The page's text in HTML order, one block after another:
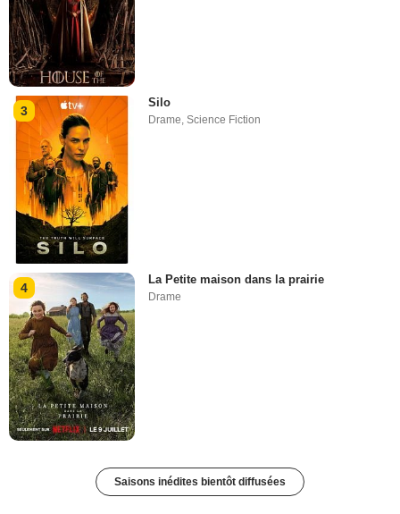
3
Silo
Drame ,Science Fiction
4
La Petite maison dans la prairie
Drame
Saisons inédites bientôt diffusées